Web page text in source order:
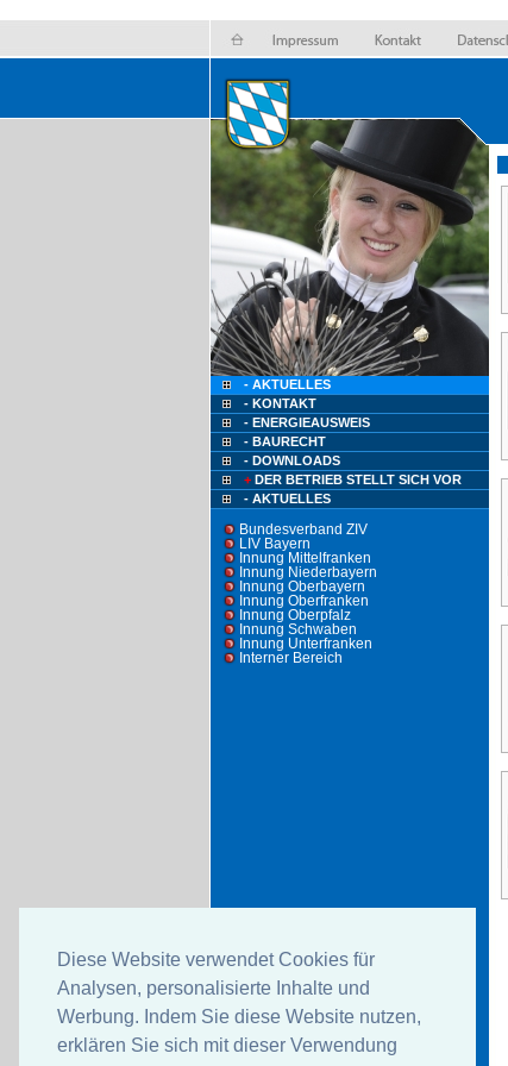
Diese Website verwendet Cookies für
Analysen, personalisierte Inhalte und
Werbung. Indem Sie diese Website nutzen,
erklären Sie sich mit dieser Verwendung
- AKTUELLES
- KONTAKT
- ENERGIEAUSWEIS
- BAURECHT
- DOWNLOADS
+ DER BETRIEB STELLT SICH VOR
- AKTUELLES
Bundesverband ZIV
LIV Bayern
Innung Mittelfranken
Innung Niederbayern
Innung Oberbayern
Innung Oberfranken
Innung Oberpfalz
Innung Schwaben
Innung Unterfranken
Interner Bereich